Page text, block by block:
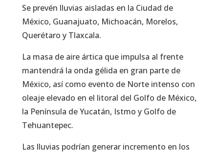
Se prevén lluvias aisladas en la Ciudad de
México, Guanajuato, Michoacán, Morelos,
Querétaro y Tlaxcala.
La masa de aire ártica que impulsa al frente
mantendrá la onda gélida en gran parte de
México, así como evento de Norte intenso con
oleaje elevado en el litoral del Golfo de México,
la Península de Yucatán, Istmo y Golfo de
Tehuantepec.
Las lluvias podrían generar incremento en los